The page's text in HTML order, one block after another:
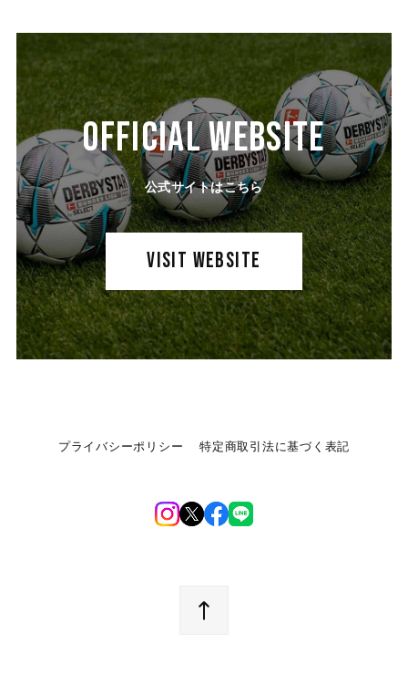
OFFICIAL WEBSITE
公式サイトはこちら
VISIT WEBSITE
プライバシーポリシー 特定商取引法に基づく表記